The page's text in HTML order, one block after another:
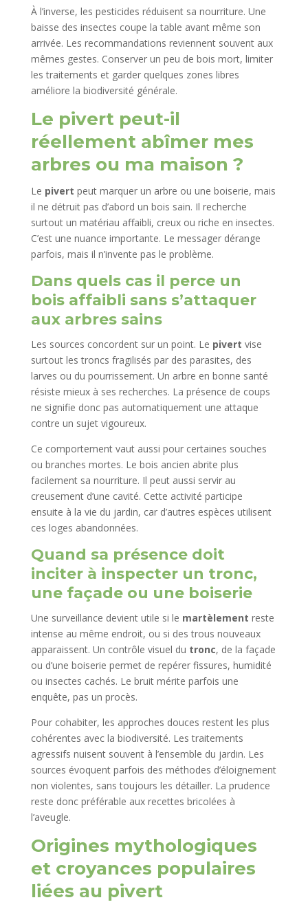
À l’inverse, les pesticides réduisent sa nourriture. Une
baisse des insectes coupe la table avant même son
arrivée. Les recommandations reviennent souvent aux
mêmes gestes. Conserver un peu de bois mort, limiter
les traitements et garder quelques zones libres
améliore la biodiversité générale.
Le pivert peut-il
réellement abîmer mes
arbres ou ma maison ?
Le pivert peut marquer un arbre ou une boiserie, mais
il ne détruit pas d’abord un bois sain. Il recherche
surtout un matériau affaibli, creux ou riche en insectes.
C’est une nuance importante. Le messager dérange
parfois, mais il n’invente pas le problème.
Dans quels cas il perce un
bois affaibli sans s’attaquer
aux arbres sains
Les sources concordent sur un point. Le pivert vise
surtout les troncs fragilisés par des parasites, des
larves ou du pourrissement. Un arbre en bonne santé
résiste mieux à ses recherches. La présence de coups
ne signifie donc pas automatiquement une attaque
contre un sujet vigoureux.
Ce comportement vaut aussi pour certaines souches
ou branches mortes. Le bois ancien abrite plus
facilement sa nourriture. Il peut aussi servir au
creusement d’une cavité. Cette activité participe
ensuite à la vie du jardin, car d’autres espèces utilisent
ces loges abandonnées.
Quand sa présence doit
inciter à inspecter un tronc,
une façade ou une boiserie
Une surveillance devient utile si le martèlement reste
intense au même endroit, ou si des trous nouveaux
apparaissent. Un contrôle visuel du tronc, de la façade
ou d’une boiserie permet de repérer fissures, humidité
ou insectes cachés. Le bruit mérite parfois une
enquête, pas un procès.
Pour cohabiter, les approches douces restent les plus
cohérentes avec la biodiversité. Les traitements
agressifs nuisent souvent à l’ensemble du jardin. Les
sources évoquent parfois des méthodes d’éloignement
non violentes, sans toujours les détailler. La prudence
reste donc préférable aux recettes bricolées à
l’aveugle.
Origines mythologiques
et croyances populaires
liées au pivert